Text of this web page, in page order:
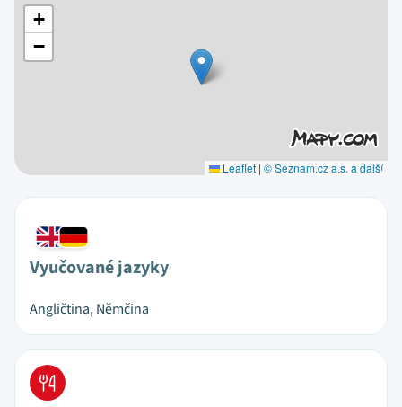
+
−
Leaflet | © Seznam.cz a.s. a další
Vyučované jazyky
Angličtina, Němčina